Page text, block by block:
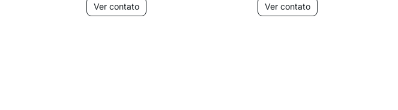
Ver contato Ver contato